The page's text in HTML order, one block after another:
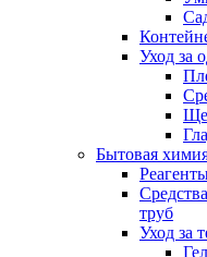
Уход за
Бытовая
труб
Уход за